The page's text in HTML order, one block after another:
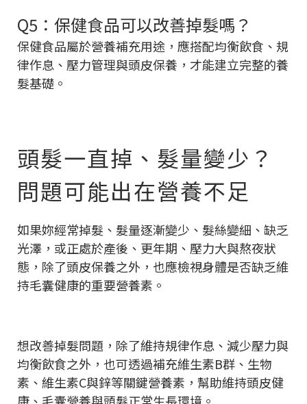
Q5：保健食品可以改善掉髮嗎？
保健食品屬於營養補充用途，應搭配均衡飲食、規
律作息、壓力管理與頭皮保養，才能建立完整的養
髮基礎。
頭髮一直掉、髮量變少？
問題可能出在營養不足
如果妳經常掉髮、髮量逐漸變少、髮絲變細、缺乏
光澤，或正處於產後、更年期、壓力大與熬夜狀
態，除了頭皮保養之外，也應檢視身體是否缺乏維
持毛囊健康的重要營養素。
想改善掉髮問題，除了維持規律作息、減少壓力與
均衡飲食之外，也可透過補充維生素B群、生物
素、維生素C與鋅等關鍵營養素，幫助維持頭皮健